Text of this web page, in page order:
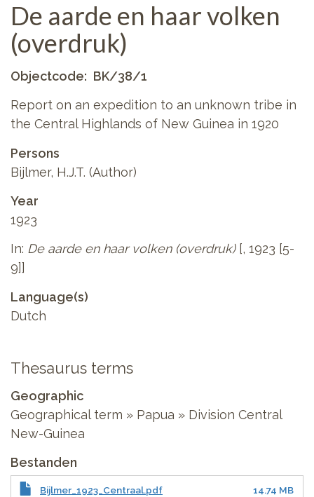
De aarde en haar volken
(overdruk)
Objectcode
BK/38/1
Report on an expedition to an unknown tribe in
the Central Highlands of New Guinea in 1920
Persons
Bijlmer, H.J.T. (Author)
Year
1923
In: De aarde en haar volken (overdruk)[, 1923 [5-
9]]
Language(s)
Dutch
Thesaurus terms
Geographic
Geographical term » Papua » Division Central
New-Guinea
Bestanden
Bijlmer_1923_Centraal.pdf 14.74 MB